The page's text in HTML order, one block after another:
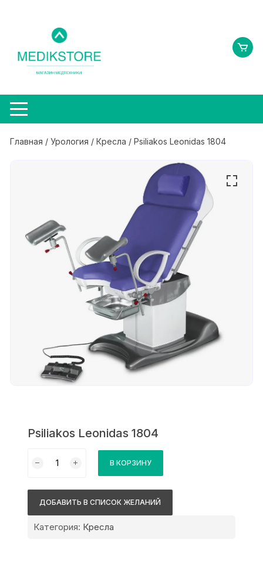
содержимому
Главная /Урология /Кресла / Psiliakos Leonidas 1804
Psiliakos Leonidas 1804
товара
В КОРЗИНУ
ДОБАВИТЬ В СПИСОК ЖЕЛАНИЙ
Категория: Кресла